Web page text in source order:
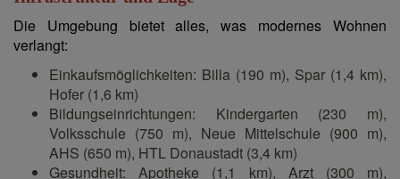
Die Umgebung bietet alles, was modernes Wohnen
verlangt:
Einkaufsmöglichkeiten: Billa (190 m), Spar (1,4 km),
Hofer (1,6 km)
Bildungseinrichtungen: Kindergarten (230 m),
Volksschule (750 m), Neue Mittelschule (900 m),
AHS (650 m), HTL Donaustadt (3,4 km)
Gesundheit: Apotheke (1,1 km), Arzt (300 m),